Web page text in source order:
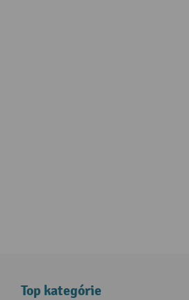
Top kategórie